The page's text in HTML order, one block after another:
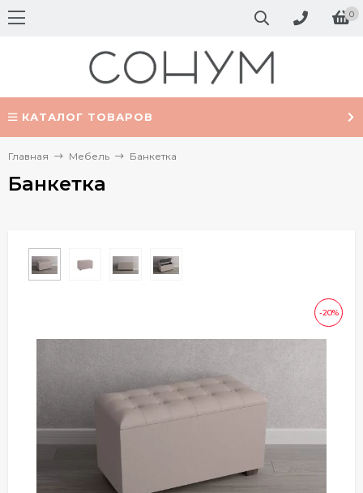
0
КАТАЛОГ ТОВАРОВ
Главная Мебель Банкетка
Банкетка
-20%